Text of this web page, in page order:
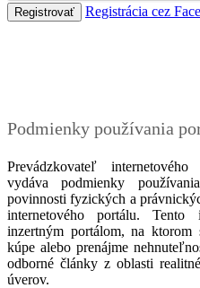
Registrácia cez
Podmienky používania
Prevádzkovateľ
vydáva podmienky
povinnosti fyzických a
internetového portálu.
inzertným portálom, na ktorom
kúpe alebo prenájme
odborné články z oblasti
úverov.